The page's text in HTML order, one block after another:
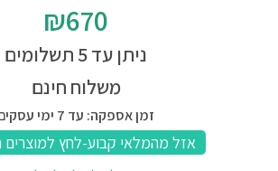
₪670
ניתן עד 5 תשלומים
משלוח חינם
זמן אספקה: עד 7 ימי עסקים